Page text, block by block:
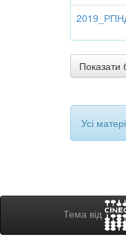
Показати
Усі
Тема від